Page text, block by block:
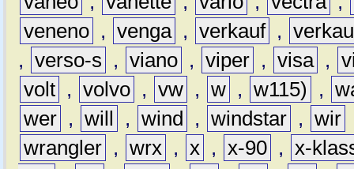
veneno , venga , verkauf ,
, verso-s , viano , viper , visa ,
volt , volvo , vw , w , w115) ,
wer , will , wind , windstar , wir
wrangler , wrx , x , x-90 , x-